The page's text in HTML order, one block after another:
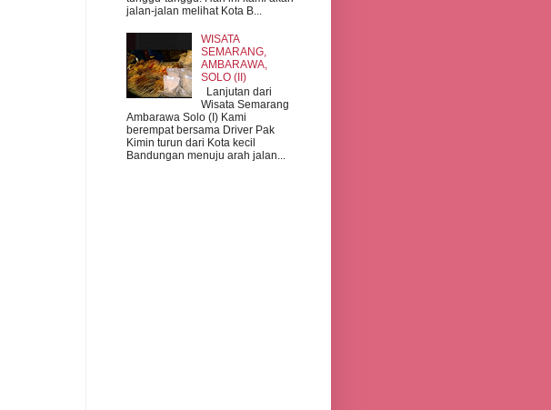
jalan-jalan melihat Kota B...
WISATA
SEMARANG,
AMBARAWA,
SOLO (II)
Lanjutan dari
Wisata Semarang
Ambarawa Solo (I) Kami
berempat bersama Driver Pak
Kimin turun dari Kota kecil
Bandungan menuju arah jalan...